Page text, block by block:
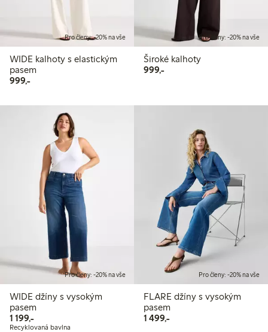
Pro členy: -20% na vše
WIDE kalhoty s elastickým
pasem
999,-999,00 Kč
Pro členy: -20% na vše
Široké kalhoty
999,-999,00 Kč
Pro členy: -20% na vše
WIDE džíny s vysokým
pasem
1 199,-1 199,00 Kč
Recyklovaná bavlna
Pro členy: -20% na vše
FLARE džíny s vysokým
pasem
1 499,-1 499,00 Kč